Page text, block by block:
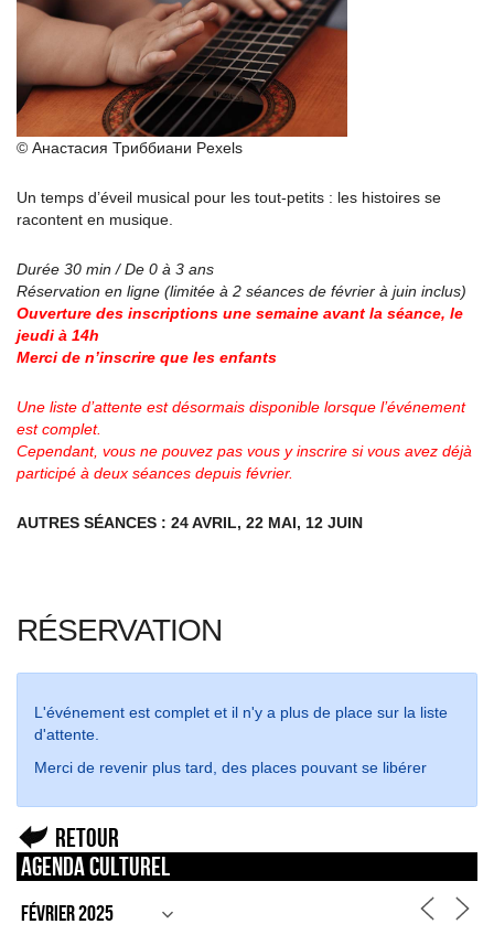
© Анастасия Триббиани Pexels
Un temps d’éveil musical pour les tout-petits : les histoires se
racontent en musique.
Durée 30 min / De 0 à 3 ans
Réservation en ligne (limitée à 2 séances de février à juin inclus)
Ouverture des inscriptions une semaine avant la séance, le
jeudi à 14h
Merci de n’inscrire que les enfants
Une liste d’attente est désormais disponible lorsque l’événement
est complet.
Cependant, vous ne pouvez pas vous y inscrire si vous avez déjà
participé à deux séances depuis février.
AUTRES SÉANCES : 24 AVRIL, 22 MAI, 12 JUIN
RÉSERVATION
L'événement est complet et il n'y a plus de place sur la liste
d'attente.
Merci de revenir plus tard, des places pouvant se libérer
Retour
Agenda culturel